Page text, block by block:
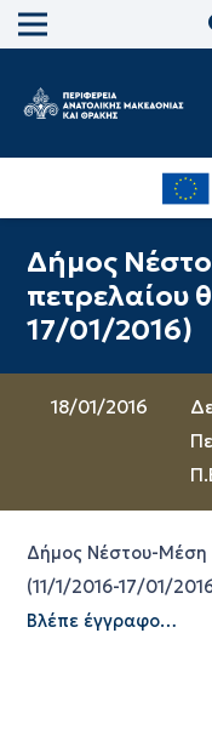
Δήμος
πετρελαίου
17/01/2016)
18/01/2016
Δήμος Νέστου-Μέση
(11/1/2016-17/01/
Βλέπε έγγραφο…